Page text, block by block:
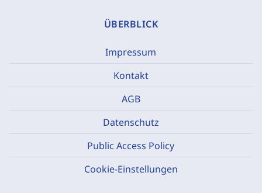
ÜBERBLICK
Impressum
Kontakt
AGB
Datenschutz
Public Access Policy
Cookie-Einstellungen